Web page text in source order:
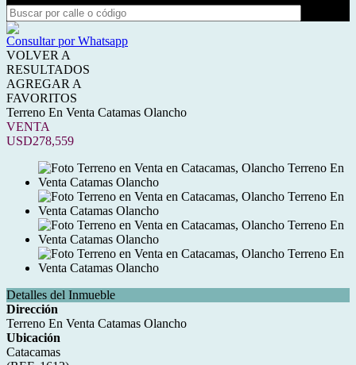
Consultar por Whatsapp
VOLVER A
RESULTADOS
AGREGAR A
FAVORITOS
Terreno En Venta Catamas Olancho
VENTA
USD278,559
Detalles del Inmueble
Dirección
Terreno En Venta Catamas Olancho
Ubicación
Catacamas